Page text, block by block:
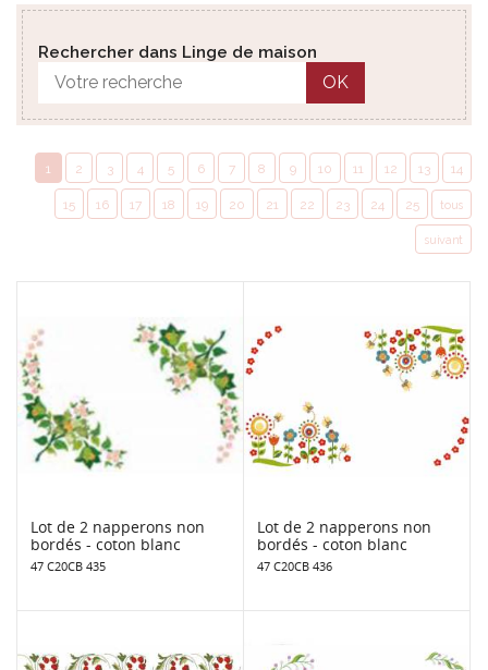
Rechercher dans Linge de maison
OK
1 2 3 4 5 6 7 8 9 10 11 12 13 14
15 16 17 18 19 20 21 22 23 24 25 tous
suivant
Lot de 2 napperons non
bordés - coton blanc
47 C20CB 435
Lot de 2 napperons non
bordés - coton blanc
47 C20CB 436